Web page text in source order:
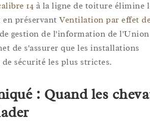
14 à la ligne de toiture élimine
préservant Ventilation par effet
gestion de l'information de l'Union
de s'assurer que les installations
sécurité les plus strictes.
: Quand les